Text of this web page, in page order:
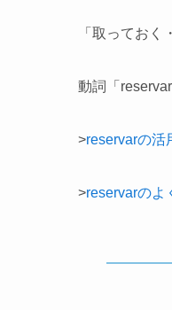
「取ってお
動詞「
>reservarの活
>reservarのよ